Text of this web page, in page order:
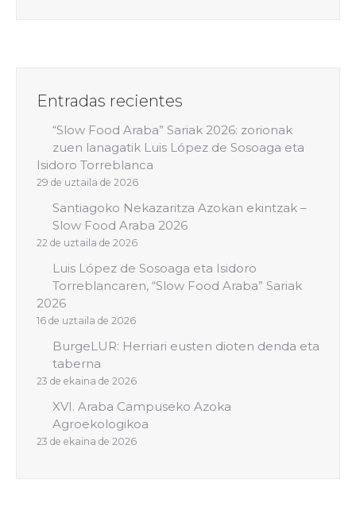
Entradas recientes
“Slow Food Araba” Sariak 2026: zorionak
zuen lanagatik Luis López de Sosoaga eta
Isidoro Torreblanca
29 de uztaila de 2026
Santiagoko Nekazaritza Azokan ekintzak –
Slow Food Araba 2026
22 de uztaila de 2026
Luis López de Sosoaga eta Isidoro
Torreblancaren, “Slow Food Araba” Sariak
2026
16 de uztaila de 2026
BurgeLUR: Herriari eusten dioten denda eta
taberna
23 de ekaina de 2026
XVI. Araba Campuseko Azoka
Agroekologikoa
23 de ekaina de 2026